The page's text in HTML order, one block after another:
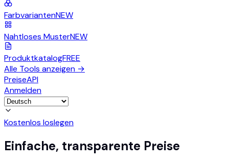
FarbvariantenNEW
Nahtloses MusterNEW
ProduktkatalogFREE
Alle Tools anzeigen →
PreiseAPI
Anmelden
Kostenlos loslegen
Einfache, transparente Preise